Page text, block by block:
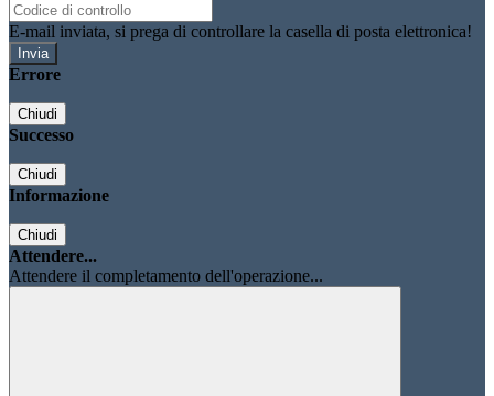
E-mail inviata, si prega di controllare la casella di posta elettronica!
Errore
Chiudi
Successo
Chiudi
Informazione
Chiudi
Attendere...
Attendere il completamento dell'operazione...